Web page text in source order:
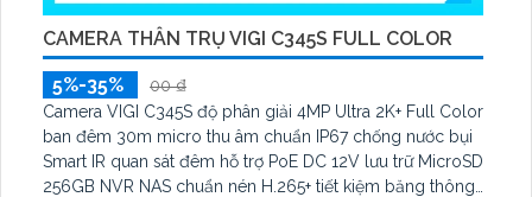
CAMERA THÂN TRỤ VIGI C345S FULL COLOR
5%-35%
00 ₫
Camera VIGI C345S độ phân giải 4MP Ultra 2K+ Full Color
ban đêm 30m micro thu âm chuẩn IP67 chống nước bụi
Smart IR quan sát đêm hỗ trợ PoE DC 12V lưu trữ MicroSD
256GB NVR NAS chuẩn nén H.265+ tiết kiệm băng thông